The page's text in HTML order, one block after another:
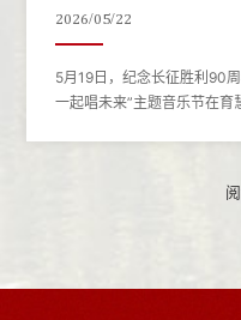
2026/05/22
5月19日，纪念长征胜利90
一起唱未来”主题音乐节在育